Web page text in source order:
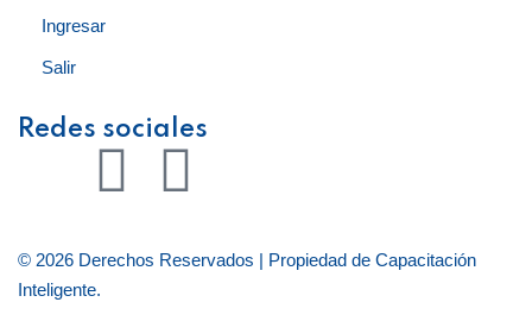
Ingresar
Salir
Redes sociales
© 2026 Derechos Reservados | Propiedad de Capacitación
Inteligente.